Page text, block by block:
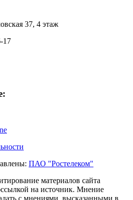
37, 4 этаж
17
ПАО "Ростелеком"
материалов сайта
на источник. Мнение
с мнениями, высказанными в